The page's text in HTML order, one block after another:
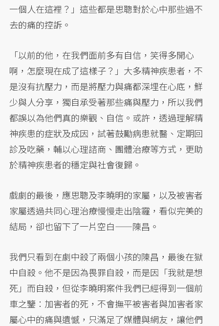
一個人在這裡？」這些都是思聰對於心中那些過不
去的痛的控訴。
「以前的他，在我們面前多有自信，笑得多開心
啊，怎麼現在成了這樣子？」大多精神疾患者，不
是沒有抗壓力，而是將壓力與痛都深埋在心底，鮮
少與人分享，獨自承受著那些痛與壓力，所以我們
都誤以為他們真的樂觀、自信。或許，透過理解精
神疾患的症狀及成因，試著鼓勵病患就醫、定期回
診及吃藥，輔以心理諮商、團體治療等方式，更助
於精神疾患者的穩定與社會復歸。
戲劇的最後，應思聰及李曉明的家屬，以及被害者
家屬透過共同心理治療慢慢走出陰霾，看似完美的
結局，卻也留下了一片空白——陳昌。
我們只看到在劇中殺了兩個小孩的陳昌，最後在獄
中自殺。他不是因為畏罪自殺，而是因「我就是想
死」而自殺，但從李曉明案件我們已經得到一個前
車之鑒：加害者的死，不會撫平被害者與加害者家
屬心中的痛與遺憾，只滿足了媒體與網友，讓他們